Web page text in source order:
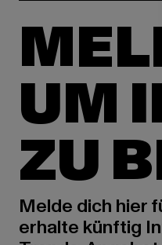
UM
ZU
Melde dich hier
erhalte künftig